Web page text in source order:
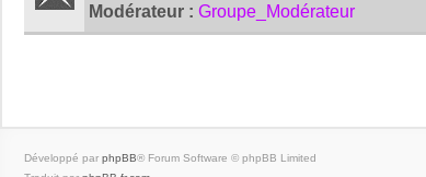
Modérateur : Groupe_Modérateur
Développé par phpBB® Forum Software © phpBB Limited